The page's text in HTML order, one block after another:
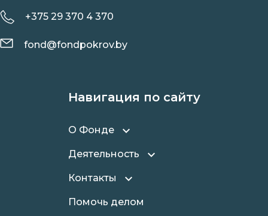
+375 29 370 4 370
fond@fondpokrov.by
Навигация по сайту
О Фонде
Деятельность
Контакты
Помочь делом